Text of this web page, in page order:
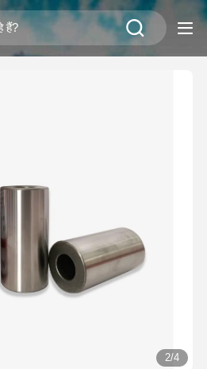
2/4